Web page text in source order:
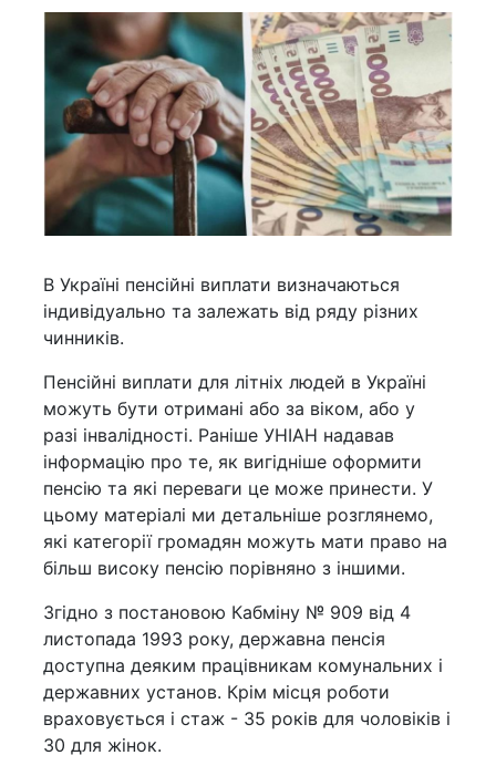
В Україні пенсійні виплати визначаються
індивідуально та залежать від ряду різних
чинників.
Пенсійні виплати для літніх людей в Україні
можуть бути отримані або за віком, або у
разі інвалідності. Раніше УНІАН надавав
інформацію про те, як вигідніше оформити
пенсію та які переваги це може принести. У
цьому матеріалі ми детальніше розглянемо,
які категорії громадян можуть мати право на
більш високу пенсію порівняно з іншими.
Згідно з постановою Кабміну № 909 від 4
листопада 1993 року, державна пенсія
доступна деяким працівникам комунальних і
державних установ. Крім місця роботи
враховується і стаж - 35 років для чоловіків і
30 для жінок.